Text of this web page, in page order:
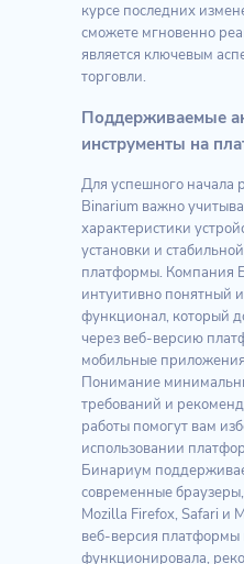
курсе последних
сможете мгновенно
является ключевым
торговли.
Поддерживаемые
инструменты на
Для успешного начала
Binarium важно
характеристики
установки и
платформы. Компания
интуитивно понятный
функционал, который
через веб-версию
мобильные
Понимание
требований и
работы помогут вам
использовании
Бинариум
современные
Mozilla Firefox, Safari и
веб-версия платформы
функционировала,